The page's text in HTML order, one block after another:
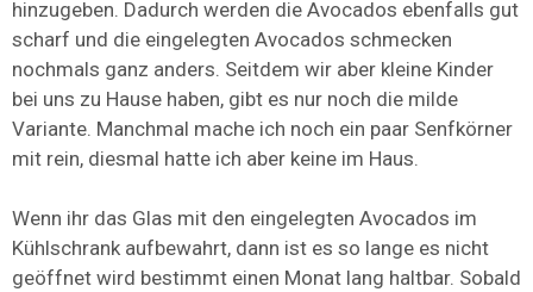
hinzugeben. Dadurch werden die Avocados ebenfalls gut
scharf und die eingelegten Avocados schmecken
nochmals ganz anders. Seitdem wir aber kleine Kinder
bei uns zu Hause haben, gibt es nur noch die milde
Variante. Manchmal mache ich noch ein paar Senfkörner
mit rein, diesmal hatte ich aber keine im Haus.
Wenn ihr das Glas mit den eingelegten Avocados im
Kühlschrank aufbewahrt, dann ist es so lange es nicht
geöffnet wird bestimmt einen Monat lang haltbar. Sobald